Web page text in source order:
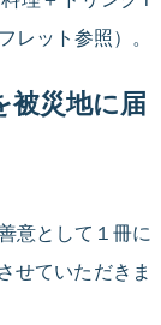
ット参照）。
被災地に届
意として１冊に
せていただきま